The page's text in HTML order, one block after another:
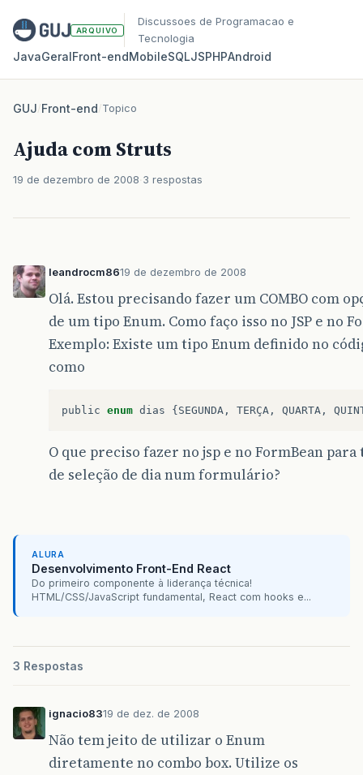
ARQUIVO
Discussoes de Programacao e
Tecnologia
JavaGeralFront‑endMobileSQLJSPHPAndroid
GUJ/Front-end/Topico
Ajuda com Struts
19 de dezembro de 2008 3 respostas
leandrocm8619 de dezembro de 2008
Olá. Estou precisando fazer um COMBO com
de um tipo Enum. Como faço isso no JSP e no
Exemplo: Existe um tipo Enum definido no
como
public enum dias { SEGUNDA , TERÇA , QUARTA ,
O que preciso fazer no jsp e no FormBean para
de seleção de dia num formulário?
ALURA
Desenvolvimento Front-End React
Do primeiro componente à liderança técnica!
HTML/CSS/JavaScript fundamental, React com hooks e...
3 Respostas
ignacio8319 de dez. de 2008
Não tem jeito de utilizar o Enum
diretamente no combo box. Utilize os